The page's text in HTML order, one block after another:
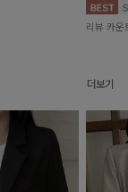
리뷰 카운
더보기